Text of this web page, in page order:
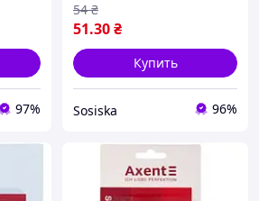
97%
51.30₴
54 ₴
Купить
Sosiska 96%